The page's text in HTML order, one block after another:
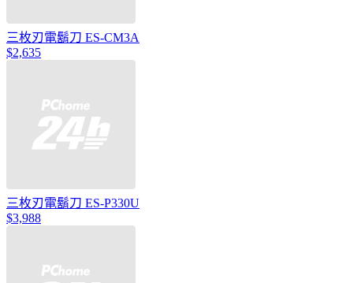
三枚刃電鬍刀 ES-CM3A
$2,635
三枚刃電鬍刀 ES-P330U
$3,988